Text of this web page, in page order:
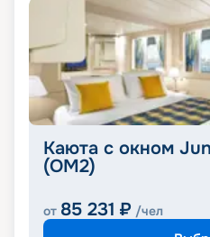
Каюта с окном
(OM2)
от 85 231 ₽ /чел